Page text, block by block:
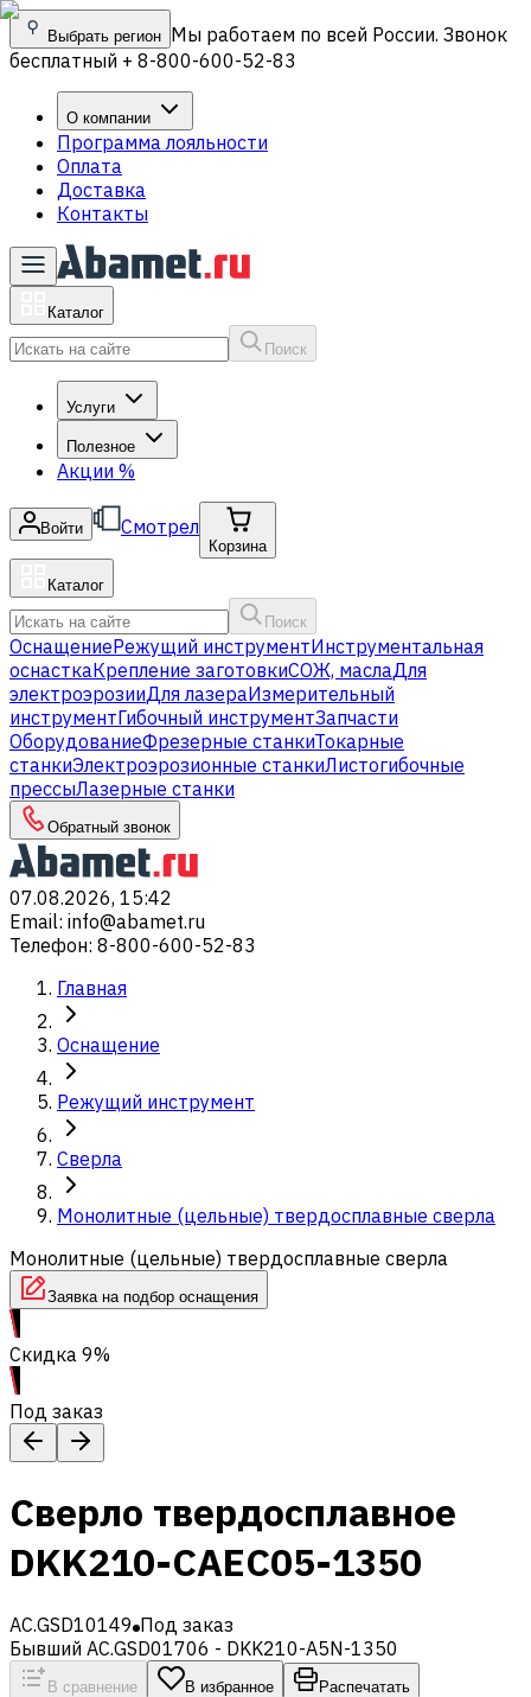
Выбрать регион Мы работаем по всей России. Звонок
бесплатный + 8-800-600-52-83
О компании
Программа лояльности
Оплата
Доставка
Контакты
Каталог
Поиск
Услуги
Полезное
Акции %
Войти Смотрел
Корзина
Каталог
Поиск
ОснащениеРежущий инструментИнструментальная
оснасткаКрепление заготовкиСОЖ, маслаДля
электроэрозииДля лазераИзмерительный
инструментГибочный инструментЗапчасти
ОборудованиеФрезерные станкиТокарные
станкиЭлектроэрозионные станкиЛистогибочные
прессыЛазерные станки
Обратный звонок
07.08.2026, 15:42
Email: info@abamet.ru
Телефон: 8-800-600-52-83
Главная
Оснащение
Режущий инструмент
Сверла
Монолитные (цельные) твердосплавные сверла
Монолитные (цельные) твердосплавные сверла
Заявка на подбор оснащения
Скидка 9%
Под заказ
Сверло твердосплавное
DKK210-CAEC05-1350
AC.GSD10149 Под заказ
Бывший AC.GSD01706 - DKK210-A5N-1350
В сравнение В избранное Распечатать